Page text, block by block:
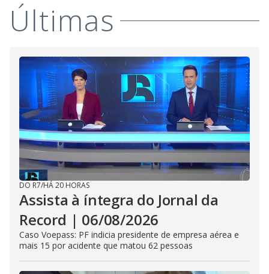
Últimas
DO R7/HÁ 20 HORAS
Assista à íntegra do Jornal da
Record | 06/08/2026
Caso Voepass: PF indicia presidente de empresa aérea e
mais 15 por acidente que matou 62 pessoas